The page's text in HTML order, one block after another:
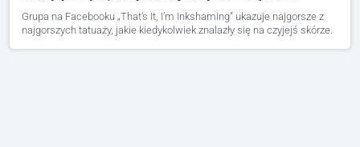
Grupa na Facebooku „That’s It, I’m Inkshaming” ukazuje najgorsze z
najgorszych tatuaży, jakie kiedykolwiek znalazły się na czyjejś skórze.